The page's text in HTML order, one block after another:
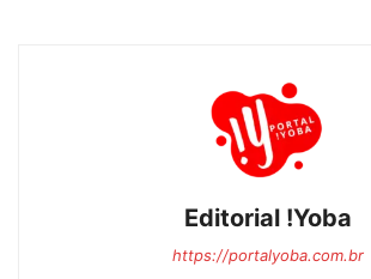
Editorial !Yoba
https://portalyoba.com.br